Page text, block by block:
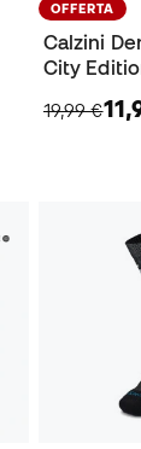
OFFERTA
Calzini
City
19,99 €